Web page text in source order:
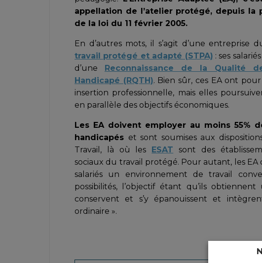
appellation de l’atelier protégé, depuis la
de la loi du 11 février 2005.
En d’autres mots, il s’agit d’une entreprise
travail protégé et adapté (STPA) : ses
d’une Reconnaissance de la Qualité
Handicapé (RQTH). Bien sûr, ces EA ont
insertion professionnelle, mais elles
en parallèle des objectifs économiques.
Les EA doivent employer au moins 55%
handicapés et sont soumises aux
Travail, là où les ESAT sont des
sociaux du travail protégé. Pour autant, les
salariés un environnement de travail
possibilités, l’objectif étant qu’ils
conservent et s’y épanouissent et
ordinaire ».